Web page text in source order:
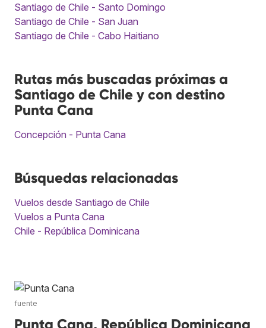
Santiago de Chile - Santo Domingo
Santiago de Chile - San Juan
Santiago de Chile - Cabo Haitiano
Rutas más buscadas próximas a
Santiago de Chile y con destino
Punta Cana
Concepción - Punta Cana
Búsquedas relacionadas
Vuelos desde Santiago de Chile
Vuelos a Punta Cana
Chile - República Dominicana
fuente
Punta Cana, República Dominicana